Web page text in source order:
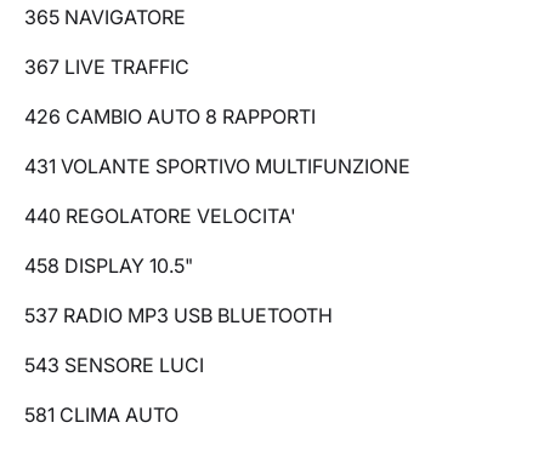
365 NAVIGATORE
367 LIVE TRAFFIC
426 CAMBIO AUTO 8 RAPPORTI
431 VOLANTE SPORTIVO MULTIFUNZIONE
440 REGOLATORE VELOCITA'
458 DISPLAY 10.5"
537 RADIO MP3 USB BLUETOOTH
543 SENSORE LUCI
581 CLIMA AUTO